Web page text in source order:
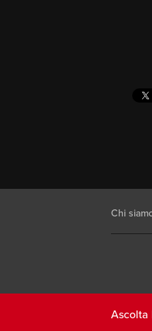
Ascolta
Chi